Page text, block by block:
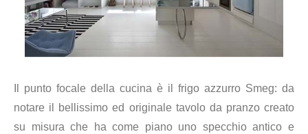
Il punto focale della cucina è il frigo azzurro Smeg: da
notare il bellissimo ed originale tavolo da pranzo creato
su misura che ha come piano uno specchio antico e